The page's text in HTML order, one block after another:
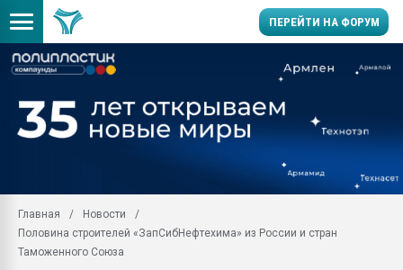
ПЕРЕЙТИ НА ФОРУМ
Вакуум-формовочные
28.07.2026
Главная
Новости
Половина строителей «ЗапСибНефтехима» из России и стран
Таможенного Союза